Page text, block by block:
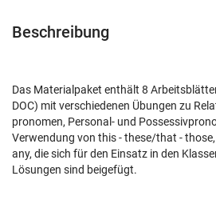
Beschreibung
Das Materialpaket enthält 8
DOC) mit verschiedenen Übungen zu
pronomen, Personal- und
Verwendung von this - these/that -
any, die sich für den Einsatz in den
Lösungen sind beigefügt.